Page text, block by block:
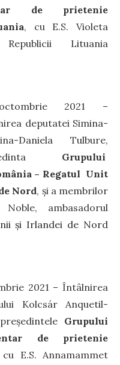
de prietenie
, cu E.S. Violeta
Lituania
2021 –
deputatei Simina-
Daniela Tulbure,
Grupului
– Regatul Unit
Nord, și a membrilor
ambasadorul
şi Irlandei de Nord
2021 – Întâlnirea
Kolcsár Anquetil-
Grupului
de prietenie
E.S. Annamammet